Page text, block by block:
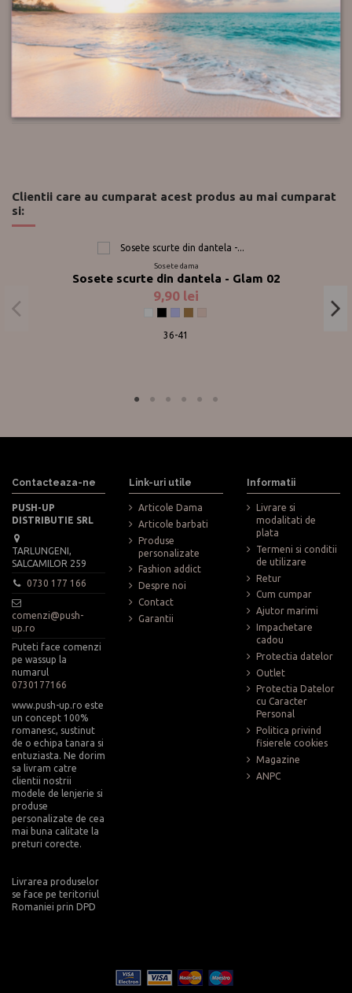
Retur
Push-up.ro
Clientii care au cumparat acest produs au mai cumparat
si:
Sosete dama
Sosete scurte din dantela - Glam 02
9,90 lei
AlbNegru
GreyBeige
36-41
Contacteaza-ne
PUSH-UP
DISTRIBUTIE SRL
TARLUNGENI,
SALCAMILOR 259
0730 177 166
comenzi@push-
up.ro
Puteti face comenzi
pe wassup la
numarul
0730177166
www.push-up.ro este
un concept 100%
romanesc, sustinut
de o echipa tanara si
entuziasta. Ne dorim
sa livram catre
clientii nostrii
modele de lenjerie si
produse
personalizate de cea
mai buna calitate la
preturi corecte.
Livrarea produselor
se face pe teritoriul
Romaniei prin DPD
Link-uri utile
Articole Dama
Articole barbati
Produse
personalizate
Fashion addict
Despre noi
Contact
Garantii
Informatii
Livrare si
modalitati de
plata
Termeni si conditii
de utilizare
Retur
Cum cumpar
Ajutor marimi
Impachetare
cadou
Protectia datelor
Outlet
Protectia Datelor
cu Caracter
Personal
Politica privind
fisierele cookies
Magazine
ANPC